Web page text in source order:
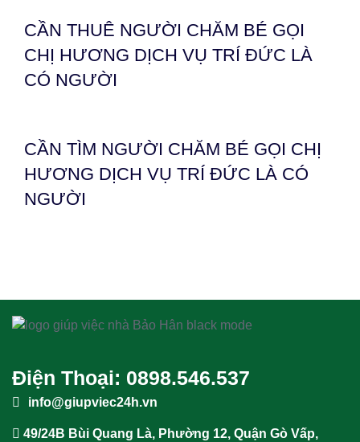
CẦN THUÊ NGƯỜI CHĂM BÉ GỌI
CHỊ HƯƠNG DỊCH VỤ TRÍ ĐỨC LÀ
CÓ NGƯỜI
CẦN TÌM NGƯỜI CHĂM BÉ GỌI CHỊ
HƯƠNG DỊCH VỤ TRÍ ĐỨC LÀ CÓ
NGƯỜI
Điện Thoại: 0898.546.537
info@giupviec24h.vn
49/24B Bùi Quang Là, Phường 12, Quận Gò Vấp,